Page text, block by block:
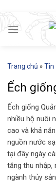
content
Trang chủ » Tin
Ếch
Ếch giống
nhiều hộ nuôi
cao và khả
nguồn nước
tại đây ngày
tăng thu nhập,
ngành thủy